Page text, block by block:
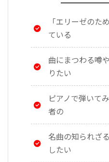
「エリーゼのた
ている
曲にまつわる噂
りたい
ピアノで弾いて
者の
名曲の知られざ
したい